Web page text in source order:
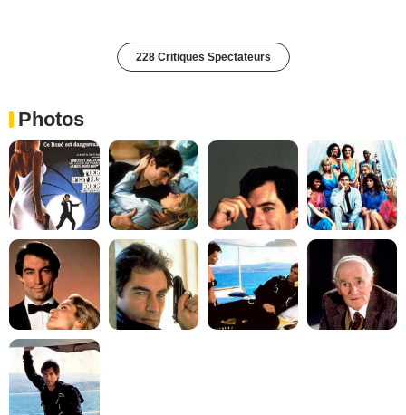
228 Critiques Spectateurs
Photos